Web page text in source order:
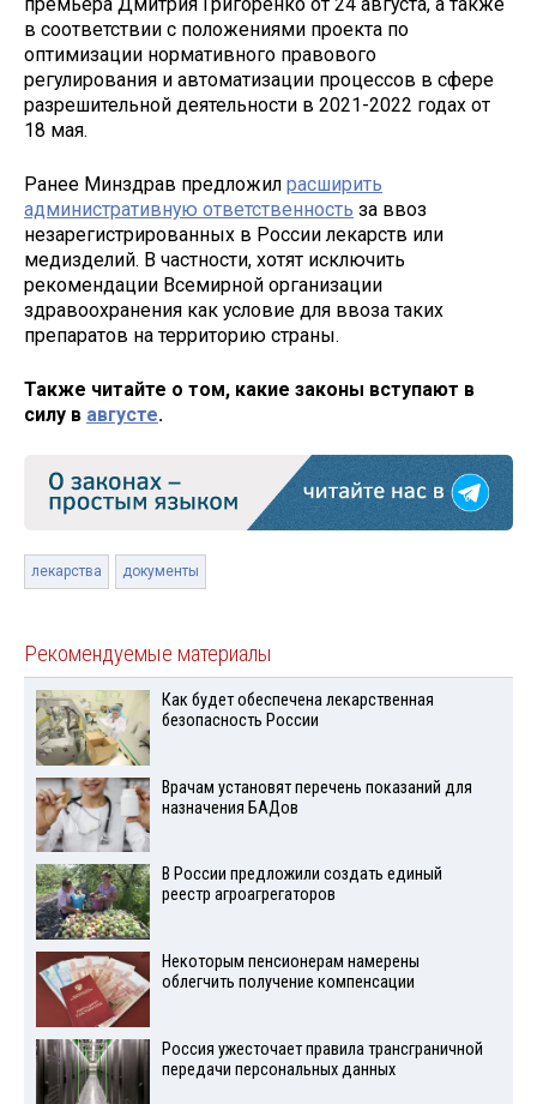
в соответствии с положениями проекта по
оптимизации нормативного правового
регулирования и автоматизации процессов в сфере
разрешительной деятельности в 2021-2022 годах от
18 мая.
Ранее Минздрав предложил расширить
административную ответственность за ввоз
незарегистрированных в России лекарств или
медизделий. В частности, хотят исключить
рекомендации Всемирной организации
здравоохранения как условие для ввоза таких
препаратов на территорию страны.
Также читайте о том, какие законы вступают в
силу в августе.
лекарства документы
Рекомендуемые материалы
Как будет обеспечена лекарственная
безопасность России
Врачам установят перечень показаний для
назначения БАДов
В России предложили создать единый
реестр агроагрегаторов
Некоторым пенсионерам намерены
облегчить получение компенсации
Россия ужесточает правила трансграничной
передачи персональных данных